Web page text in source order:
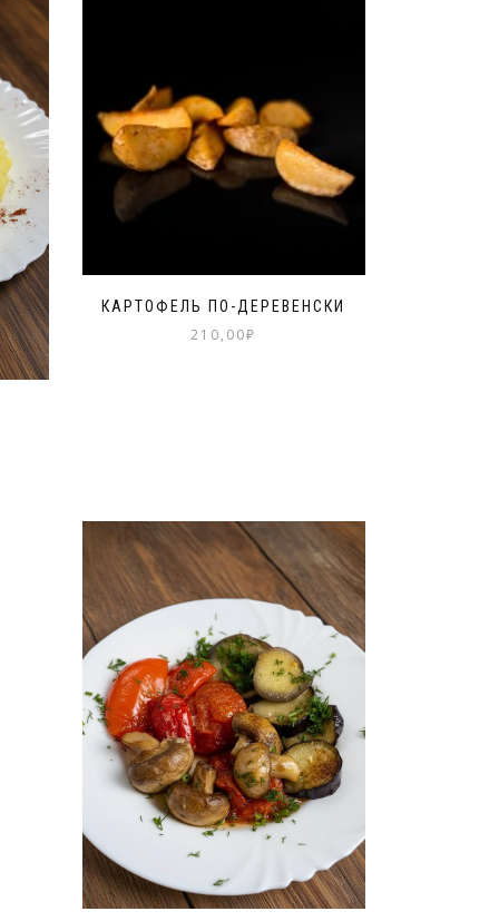
КАРТОФЕЛЬ ПО-ДЕРЕВЕНСКИ
210,00₽